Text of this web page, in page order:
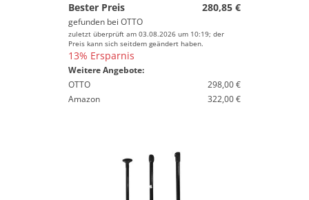
Bester Preis
280,85 €
gefunden bei OTTO
zuletzt überprüft am 03.08.2026 um 10:19; der
Preis kann sich seitdem geändert haben.
13% Ersparnis
Weitere Angebote:
OTTO
298,00 €
Amazon
322,00 €